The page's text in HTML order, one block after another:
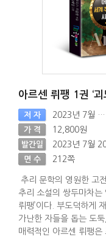
아르센 뤼팽 1권 ‘
저 자 2023년 7월 20일
가 격 12,800원
발간일 2023년 7월
면 수 212쪽
추리 문학의 영원한 고
추리 소설의 쌍두마차는
뤼팽’이다. 부도덕하게
가난한 자들을 돕는 도
매력적인 아르센 뤼팽은